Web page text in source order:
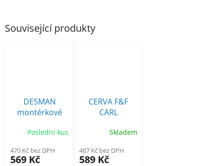
Související produkty
DESMAN
montérkové
Poslední kus
470 Kč bez DPH
569 Kč
CERVA F&F
CARL
kalhoty do
Skladem
487 Kč bez DPH
589 Kč